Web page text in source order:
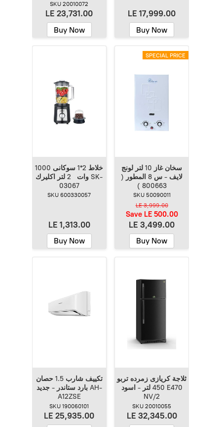
SKU 20010072
LE 23,731.00
Buy Now
LE 17,999.00
Buy Now
خلاط 2*1 سوكانى 1000
وات 2 لتر اكليرك SK-
03067
SKU 600330057
LE 1,313.00
Buy Now
SPECIAL PRICE
سخان غاز 10 لتر لونج
لايف - س 8 المطور (
800663 )
SKU 50090011
LE 3,999.00
Save LE 500.00
LE 3,499.00
Buy Now
تكييف شارب 1.5 حصان
بارد ستاندر - جديد AH-
A12ZSE
SKU 190060101
LE 25,935.00
ثلاجة كريازى زمرده تربو
450 لتر - اسود E470
NV/2
SKU 20010055
LE 32,345.00